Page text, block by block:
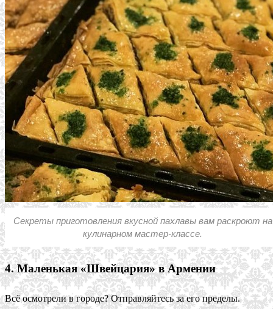
Секреты приготовления вкусной пахлавы вам раскроют на
кулинарном мастер-классе.
4. Маленькая «Швейцария» в Армении
Всё осмотрели в городе? Отправляйтесь за его пределы.